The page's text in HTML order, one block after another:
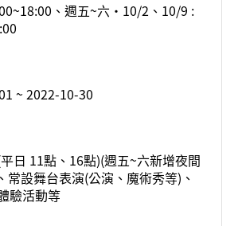
、週五~六‧10/2、10/9 :
~ 2022-10-30
日 11點、16點)(週五~六新增夜間
常設舞台表演(公演、魔術秀等)、
驗活動等